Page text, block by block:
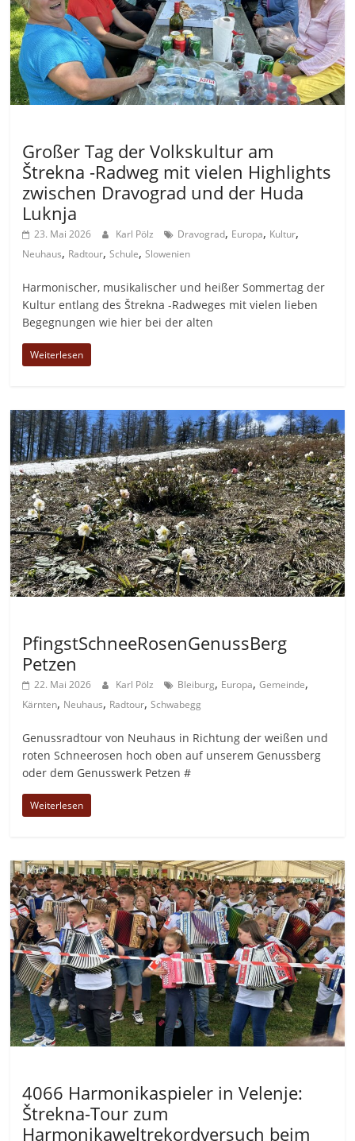
Großer Tag der Volkskultur am
Štrekna -Radweg mit vielen Highlights
zwischen Dravograd und der Huda
Luknja
23. Mai 2026 Karl Pölz Dravograd, Europa, Kultur,
Neuhaus, Radtour,Schule,Slowenien
Harmonischer, musikalischer und heißer Sommertag der
Kultur entlang des Štrekna -Radweges mit vielen lieben
Begegnungen wie hier bei der alten
Weiterlesen
PfingstSchneeRosenGenussBerg
Petzen
22. Mai 2026 Karl Pölz Bleiburg, Europa,Gemeinde,
Kärnten, Neuhaus, Radtour,Schwabegg
Genussradtour von Neuhaus in Richtung der weißen und
roten Schneerosen hoch oben auf unserem Genussberg
oder dem Genusswerk Petzen #
Weiterlesen
4066 Harmonikaspieler in Velenje:
Štrekna-Tour zum
Harmonikaweltrekordversuch beim